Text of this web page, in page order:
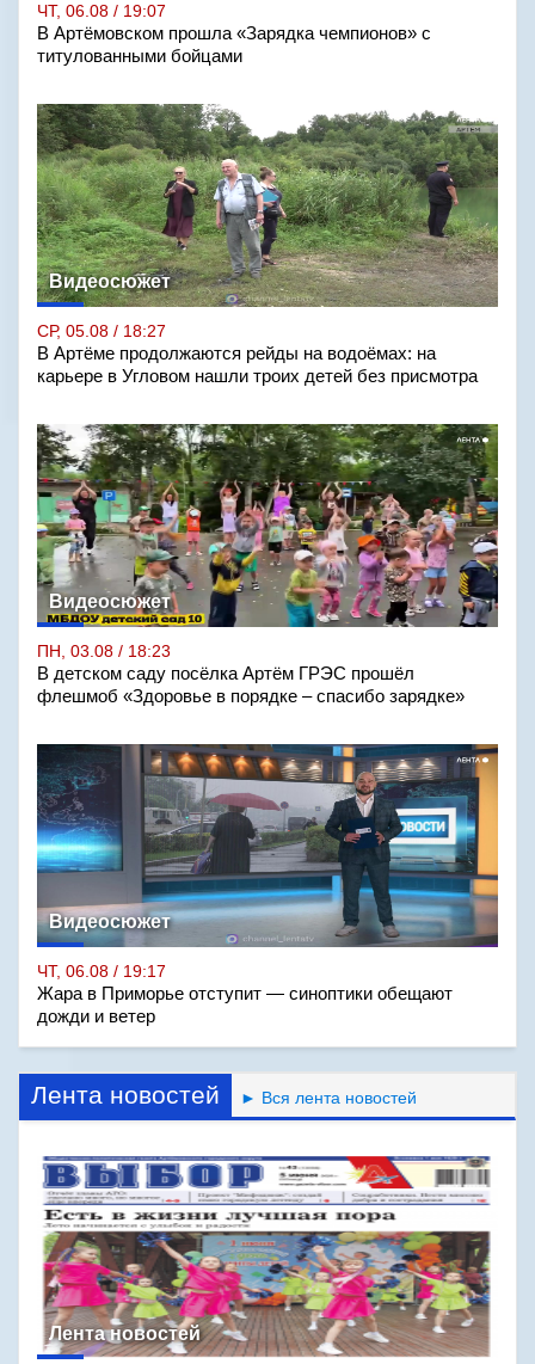
ЧТ, 06.08 / 19:07
В Артёмовском прошла «Зарядка чемпионов» с
титулованными бойцами
Видеосюжет
СР, 05.08 / 18:27
В Артёме продолжаются рейды на водоёмах: на
карьере в Угловом нашли троих детей без присмотра
Видеосюжет
ПН, 03.08 / 18:23
В детском саду посёлка Артём ГРЭС прошёл
флешмоб «Здоровье в порядке – спасибо зарядке»
Видеосюжет
ЧТ, 06.08 / 19:17
Жара в Приморье отступит — синоптики обещают
дожди и ветер
Лента новостей ► Вся лента новостей
Лента новостей